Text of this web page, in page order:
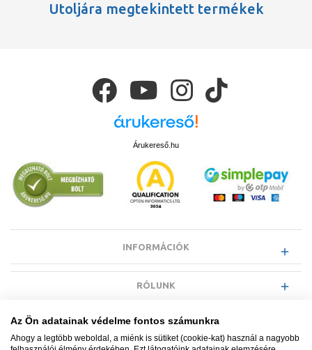
Utoljára megtekintett termékek
Árukereső.hu
INFORMÁCIÓK
RÓLUNK
EGYÉB INFORMÁCIÓK
Az Ön adatainak védelme fontos számunkra
Ahogy a legtöbb weboldal, a miénk is sütiket (cookie-kat) használ a nagyobb